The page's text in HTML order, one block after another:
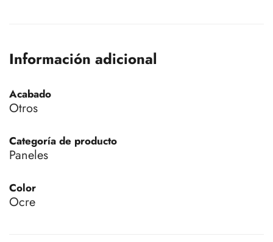
Información adicional
Acabado
Otros
Categoría de producto
Paneles
Color
Ocre